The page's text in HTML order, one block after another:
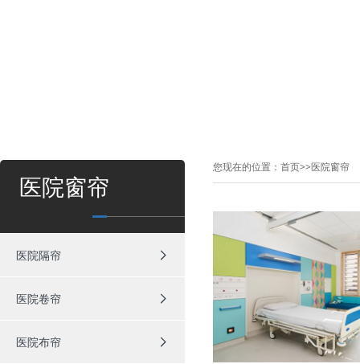
医院窗帘
医院隔帘
医院卷帘
医院布帘
您现在的位置： 首页>>医院窗帘